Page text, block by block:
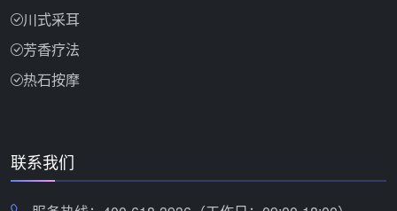
川式采耳
芳香疗法
热石按摩
联系我们